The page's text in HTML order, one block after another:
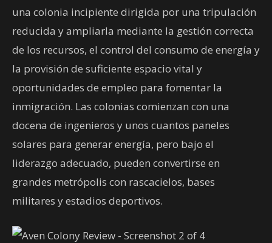
una colonia incipiente dirigida por una tripulación
reducida y ampliarla mediante la gestión correcta
de los recursos, el control del consumo de energía y
la provisión de suficiente espacio vital y
oportunidades de empleo para fomentar la
inmigración. Las colonias comienzan con una
docena de ingenieros y unos cuantos paneles
solares para generar energía, pero bajo el
liderazgo adecuado, pueden convertirse en
grandes metrópolis con rascacielos, bases
militares y estadios deportivos.